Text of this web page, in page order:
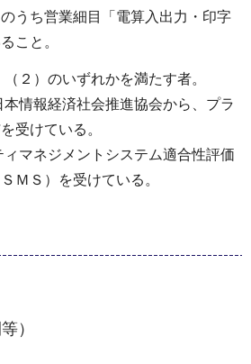
うち営業細目「電算入出力・印字
こと。
２）のいずれかを満たす者。
本情報経済社会推進協会から、プラ
受けている。
ィマネジメントシステム適合性評価
ＭＳ）を受けている。
）